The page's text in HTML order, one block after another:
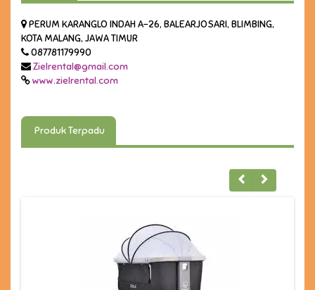
PERUM KARANGLO INDAH A-26, BALEARJOSARI, BLIMBING,
KOTA MALANG, JAWA TIMUR
087781179990
Zielrental@gmail.com
www.zielrental.com
Produk Terpadu